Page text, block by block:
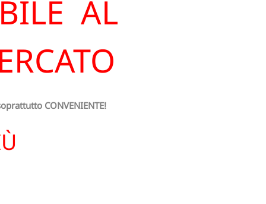
AL
CONVENIENTE!